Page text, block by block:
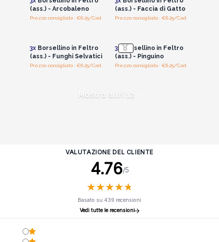
(ass.) - Arcobaleno
Prezzo consigliato : €6.25/Cad.
(ass.) - Faccia di Gatto
Prezzo consigliato : €6.25/Cad.
3xBorsellino in Feltro
(ass.) - Funghi Selvatici
Prezzo consigliato : €6.25/Cad.
3x Borsellino in Feltro
(ass.) - Pinguino
Prezzo consigliato : €6.25/Cad.
Mostra altri 12
VALUTAZIONE DEL CLIENTE
4.76/5
★★★★★
★★★★★
Basato su 439 recensioni
Vedi tutte le recensioni